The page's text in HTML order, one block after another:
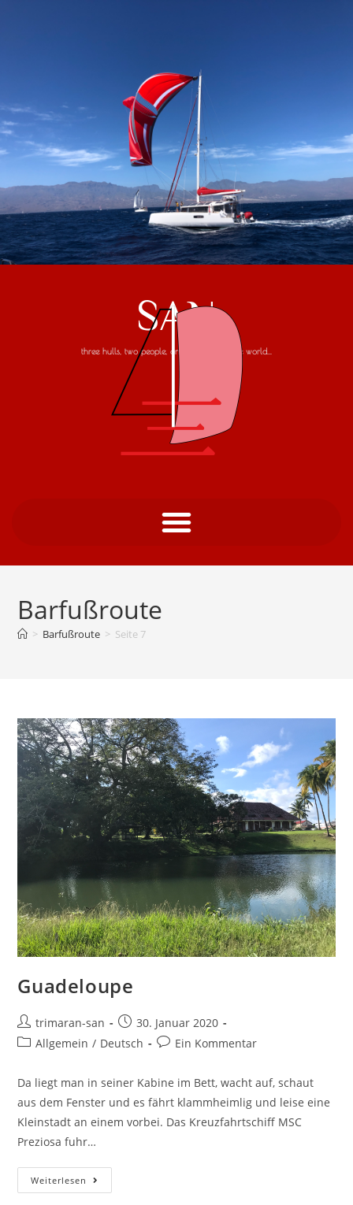
SAN
three hulls, two people, one trip around the world...
Barfußroute
> Barfußroute > Seite 7
Guadeloupe
trimaran-san
30. Januar 2020
Allgemein / Deutsch Ein Kommentar
Da liegt man in seiner Kabine im Bett, wacht auf, schaut
aus dem Fenster und es fährt klammheimlig und leise eine
Kleinstadt an einem vorbei. Das Kreuzfahrtschiff MSC
Preziosa fuhr…
Weiterlesen